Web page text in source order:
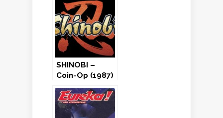
Game Boy
Color (2000)
SHINOBI –
Coin-Op (1987)